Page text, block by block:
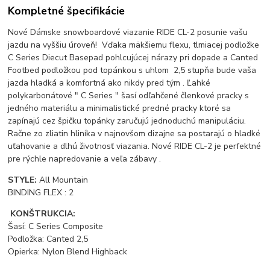
Kompletné špecifikácie
Nové Dámske snowboardové viazanie RIDE CL-2 posunie vašu
jazdu na vyššiu úroveň! Vďaka mäkšiemu flexu, tlmiacej podložke
C Series Diecut Basepad pohlcujúcej nárazy pri dopade a Canted
Footbed podložkou pod topánkou s uhlom 2,5 stupňa bude vaša
jazda hladká a komfortná ako nikdy pred tým . Ľahké
polykarbonátové " C Series " šasí odľahčené členkové pracky s
jedného materiálu a minimalistické predné pracky ktoré sa
zapínajú cez špičku topánky zaručujú jednoduchú manipuláciu.
Račne zo zliatin hliníka v najnovšom dizajne sa postarajú o hladké
uťahovanie a dlhú životnosť viazania. Nové RIDE CL-2 je perfektné
pre rýchle napredovanie a veľa zábavy .
STYLE: All Mountain
BINDING FLEX : 2
KONŠTRUKCIA:
Šasí: C Series Composite
Podložka: Canted 2,5
Opierka: Nylon Blend Highback